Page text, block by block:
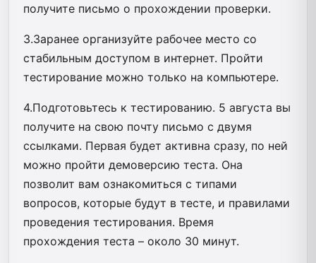
получите письмо о прохождении проверки.
3.Заранее организуйте рабочее место со
стабильным доступом в интернет. Пройти
тестирование можно только на компьютере.
4.Подготовьтесь к тестированию. 5 августа вы
получите на свою почту письмо с двумя
ссылками. Первая будет активна сразу, по ней
можно пройти демоверсию теста. Она
позволит вам ознакомиться с типами
вопросов, которые будут в тесте, и правилами
проведения тестирования. Время
прохождения теста – около 30 минут.